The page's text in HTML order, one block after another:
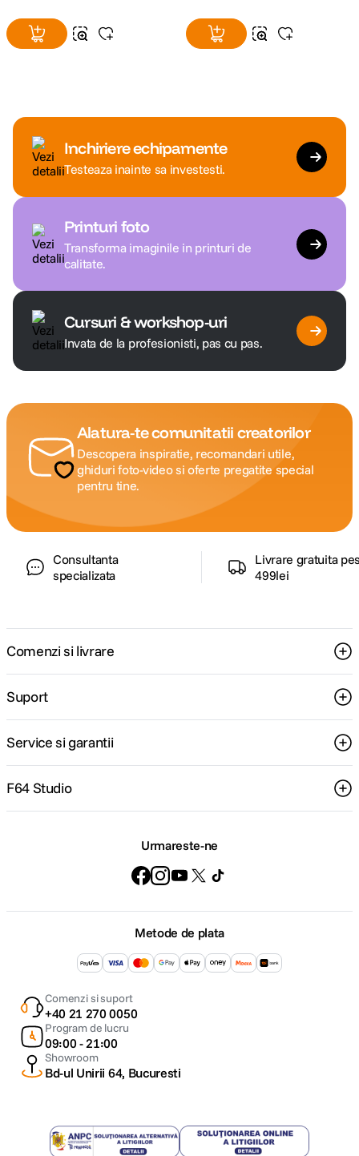
Inchiriere echipamente
Testeaza inainte sa investesti.
Printuri foto
Transforma imaginile in printuri de
calitate.
Cursuri & workshop-uri
Invata de la profesionisti, pas cu pas.
Alatura-te comunitatii creatorilor
Descopera inspiratie, recomandari utile,
ghiduri foto-video si oferte pregatite special
pentru tine.
Consultanta
specializata
Livrare gratuita
499lei
Comenzi si livrare
Suport
Service si garantii
F64 Studio
Urmareste-ne
Metode de plata
Comenzi si suport
+40 21 270 0050
Program de lucru
09:00 - 21:00
Showroom
Bd-ul Unirii 64, Bucuresti